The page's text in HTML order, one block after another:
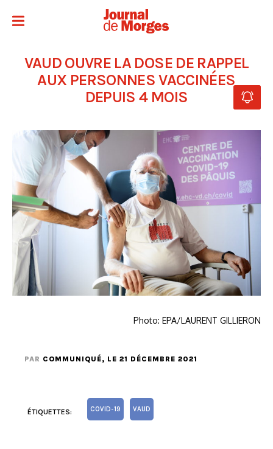
VAUD OUVRE LA DOSE DE RAPPEL
AUX PERSONNES VACCINÉES
DEPUIS 4 MOIS
Photo: EPA/LAURENT GILLIERON
PAR COMMUNIQUÉ, LE 21 DÉCEMBRE 2021
ÉTIQUETTES: COVID-19 VAUD